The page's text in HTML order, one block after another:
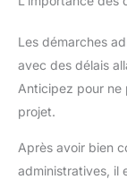
Les démarches
avec des délais
Anticipez pour ne
projet.
Après avoir bien
administratives, il